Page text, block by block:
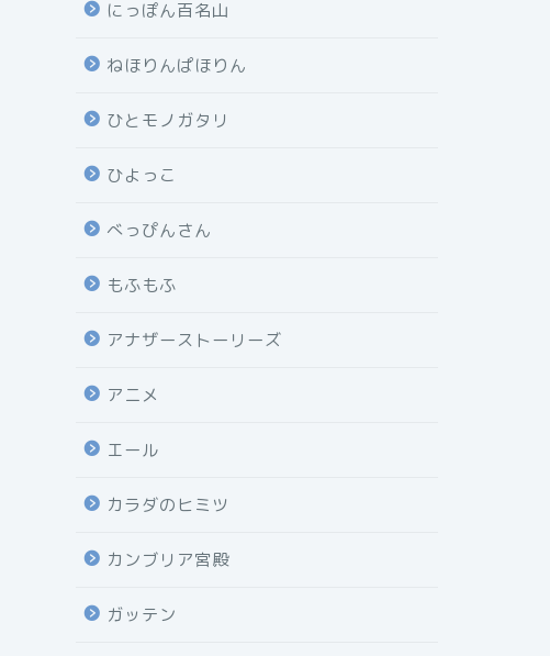
にっぽん百名山
ねほりんぱほりん
ひとモノガタリ
ひよっこ
べっぴんさん
もふもふ
アナザーストーリーズ
アニメ
エール
カラダのヒミツ
カンブリア宮殿
ガッテン